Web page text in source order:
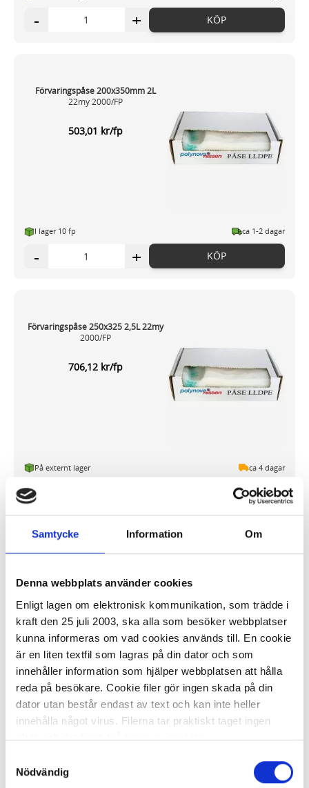
Samtycke Information Om
Denna webbplats använder cookies
Enligt lagen om elektronisk kommunikation, som trädde i
kraft den 25 juli 2003, ska alla som besöker webbplatser
kunna informeras om vad cookies används till. En cookie
är en liten textfil som lagras på din dator och som
innehåller information som hjälper webbplatsen att hålla
reda på besökare. Cookie filer gör ingen skada på din
dator utan består endast av text och kan inte heller
innehålla något virus. Filerna tar praktiskt taget ingen
plats och det finns två typer av cookies.
Den ena typen sparar en fil permanent på din dator,
Nödvändig
- + KÖP
Förvaringspåse 200x350mm 2L
22my 2000/FP
503,01 kr/fp
I lager 10 fp ca 1-2 dagar
- + KÖP
Förvaringspåse 250x325 2,5L 22my
2000/FP
706,12 kr/fp
På externt lager ca 4 dagar
-
586,15 kr/fp
I lager 24 fp ca 1-2 dagar
- + KÖP